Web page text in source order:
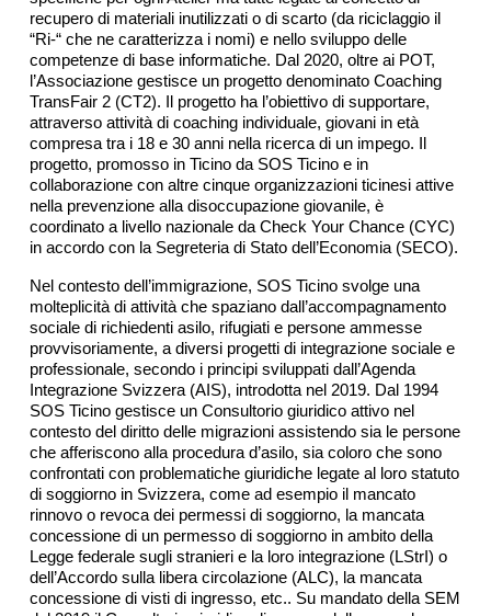
recupero di materiali inutilizzati o di scarto (da riciclaggio il
“Ri-“ che ne caratterizza i nomi) e nello sviluppo delle
competenze di base informatiche. Dal 2020, oltre ai POT,
l’Associazione gestisce un progetto denominato Coaching
TransFair 2 (CT2). Il progetto ha l’obiettivo di supportare,
attraverso attività di coaching individuale, giovani in età
compresa tra i 18 e 30 anni nella ricerca di un impego. Il
progetto, promosso in Ticino da SOS Ticino e in
collaborazione con altre cinque organizzazioni ticinesi attive
nella prevenzione alla disoccupazione giovanile, è
coordinato a livello nazionale da Check Your Chance (CYC)
in accordo con la Segreteria di Stato dell’Economia (SECO).
Nel contesto dell’immigrazione, SOS Ticino svolge una
molteplicità di attività che spaziano dall’accompagnamento
sociale di richiedenti asilo, rifugiati e persone ammesse
provvisoriamente, a diversi progetti di integrazione sociale e
professionale, secondo i principi sviluppati dall’Agenda
Integrazione Svizzera (AIS), introdotta nel 2019. Dal 1994
SOS Ticino gestisce un Consultorio giuridico attivo nel
contesto del diritto delle migrazioni assistendo sia le persone
che afferiscono alla procedura d’asilo, sia coloro che sono
confrontati con problematiche giuridiche legate al loro statuto
di soggiorno in Svizzera, come ad esempio il mancato
rinnovo o revoca dei permessi di soggiorno, la mancata
concessione di un permesso di soggiorno in ambito della
Legge federale sugli stranieri e la loro integrazione (LStrI) o
dell’Accordo sulla libera circolazione (ALC), la mancata
concessione di visti di ingresso, etc.. Su mandato della SEM